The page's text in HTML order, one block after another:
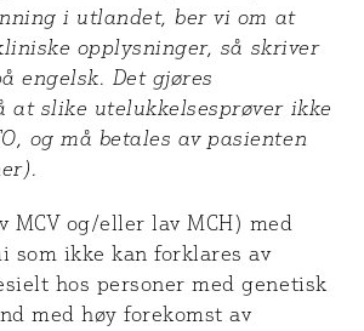
i utlandet, ber vi om at
opplysninger, så skriver
engelsk. Det gjøres
at slike utelukkelsesprøver ikke
og må betales av pasienten
MCV og/eller lav MCH) med
som ikke kan forklares av
hos personer med genetisk
med høy forekomst av